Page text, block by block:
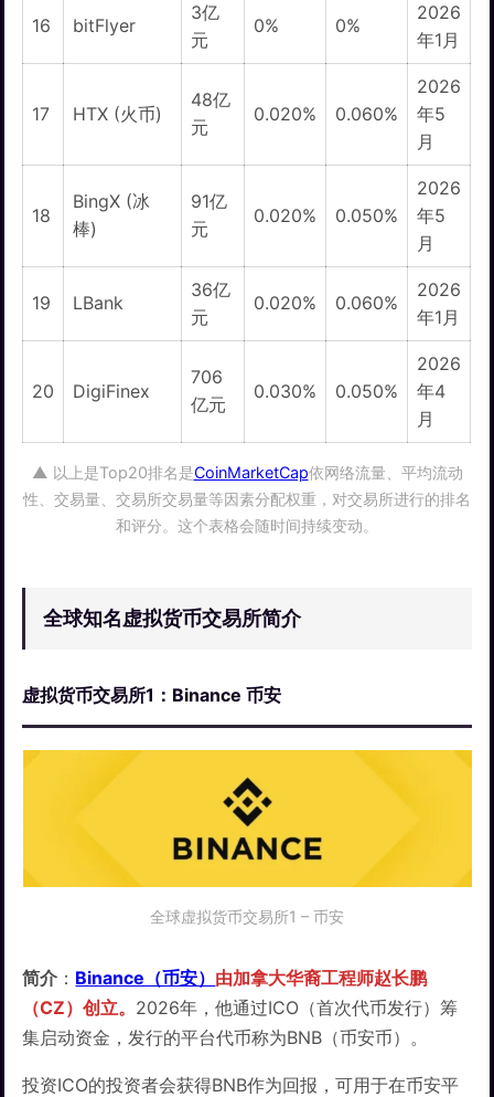
16 bitFlyer
3亿
元
0% 0%
2026
年1月
17 HTX (火币)
48亿
元
0.020% 0.060%
2026
年5
月
18
BingX (冰
棒)
91亿
元
0.020% 0.050%
2026
年5
月
19 LBank
36亿
元
0.020% 0.060%
2026
年1月
20 DigiFinex
706
亿元
0.030% 0.050%
2026
年4
月
▲ 以上是Top20排名是CoinMarketCap依网络流量、平均流动
性、交易量、交易所交易量等因素分配权重，对交易所进行的排名
和评分。这个表格会随时间持续变动。
全球知名虚拟货币交易所简介
虚拟货币交易所1：Binance 币安
全球虚拟货币交易所1 – 币安
简介 ： Binance（币安） 由加拿大华裔工程师赵长鹏
（CZ）创立。 2026年，他通过ICO（首次代币发行）筹
集启动资金，发行的平台代币称为BNB（币安币）。
投资ICO的投资者会获得BNB作为回报，可用于在币安平